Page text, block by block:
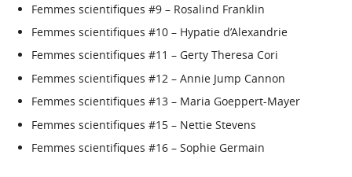
Femmes scientifiques #9 – Rosalind Franklin
Femmes scientifiques #10 – Hypatie d’Alexandrie
Femmes scientifiques #11 – Gerty Theresa Cori
Femmes scientifiques #12 – Annie Jump Cannon
Femmes scientifiques #13 – Maria Goeppert-Mayer
Femmes scientifiques #15 – Nettie Stevens
Femmes scientifiques #16 – Sophie Germain